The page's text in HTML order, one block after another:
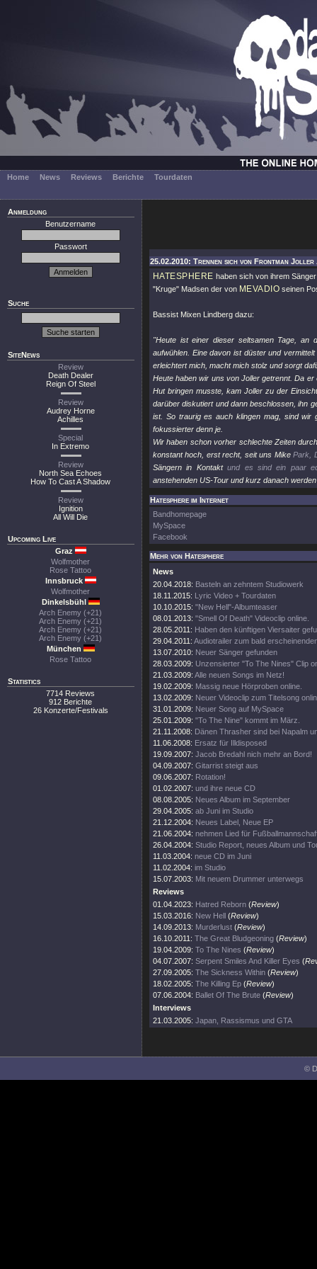
Home News Reviews Berichte Tourdaten
Anmeldung
Benutzername
Passwort
Suche
SiteNews
Review
Death Dealer
Reign Of Steel
Review
Audrey Horne
Achilles
Special
In Extremo
Review
North Sea Echoes
How To Cast A Shadow
Review
Ignition
All Will Die
Upcoming Live
Graz
Wolfmother
Rose Tattoo
Innsbruck
Wolfmother
Dinkelsbühl
Arch Enemy (+21)
Arch Enemy (+21)
Arch Enemy (+21)
Arch Enemy (+21)
München
Rose Tattoo
Statistics
7714 Reviews
912 Berichte
26 Konzerte/Festivals
25.02.2010: Trennen sich von Frontman
HATESPHERE haben sich von ihrem
"Kruge" Madsen der von MEVADIO seinen
Bassist Mixen Lindberg dazu:
"Heute ist einer dieser seltsamen Tage, an
aufwühlen. Eine davon ist düster und
erleichtert mich, macht mich stolz und sorgt
Heute haben wir uns von Joller getrennt. Da
Hut bringen musste, kam Joller zu der
darüber diskutiert und dann beschlossen, ihn
ist. So traurig es auch klingen mag, sind wir
fokussierter denn je.
Wir haben schon vorher schlechte Zeiten
konstant hoch, erst recht, seit uns MikePark,
Sängern in Kontaktund es sind ein paar
anstehenden US-Tour und kurz danach
Hatesphere im Internet
Bandhomepage
MySpace
Facebook
Mehr von Hatesphere
News
20.04.2018: Basteln an zehntem Studiowerk
18.11.2015: Lyric Video + Tourdaten
10.10.2015: "New Hell"-Albumteaser
08.01.2013: "Smell Of Death" Videoclip online.
28.05.2011: Haben den künftigen Viersaiter
29.04.2011: Audiotrailer zum bald
13.07.2010: Neuer Sänger gefunden
28.03.2009: Unzensierter "To The Nines" Clip
21.03.2009: Alle neuen Songs im Netz!
19.02.2009: Massig neue Hörproben online.
13.02.2009: Neuer Videoclip zum Titelsong
31.01.2009: Neuer Song auf MySpace
25.01.2009: "To The Nine" kommt im März.
21.11.2008: Dänen Thrasher sind bei Napalm
11.06.2008: Ersatz für Illdisposed
19.09.2007: Jacob Bredahl nich mehr an Bord!
04.09.2007: Gitarrist steigt aus
09.06.2007: Rotation!
01.02.2007: und ihre neue CD
08.08.2005: Neues Album im September
29.04.2005: ab Juni im Studio
21.12.2004: Neues Label, Neue EP
21.06.2004: nehmen Lied für
26.04.2004: Studio Report, neues Album und
11.03.2004: neue CD im Juni
11.02.2004: im Studio
15.07.2003: Mit neuem Drummer unterwegs
Reviews
01.04.2023: Hatred Reborn (Review)
15.03.2016: New Hell (Review)
14.09.2013: Murderlust (Review)
16.10.2011: The Great Bludgeoning (Review)
19.04.2009: To The Nines (Review)
04.07.2007: Serpent Smiles And Killer Eyes (
27.09.2005: The Sickness Within (Review)
18.02.2005: The Killing Ep (Review)
07.06.2004: Ballet Of The Brute (Review)
Interviews
21.03.2005: Japan, Rassismus und GTA
©